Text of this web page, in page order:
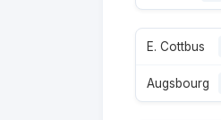
E. Cottbus
Augsbourg